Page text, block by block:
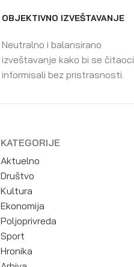
OBJEKTIVNO IZVEŠTAVANJE
Neutralno i balansirano
izveštavanje kako bi se čitaoci
informisali bez pristrasnosti.
KATEGORIJE
Aktuelno
Društvo
Kultura
Ekonomija
Poljoprivreda
Sport
Hronika